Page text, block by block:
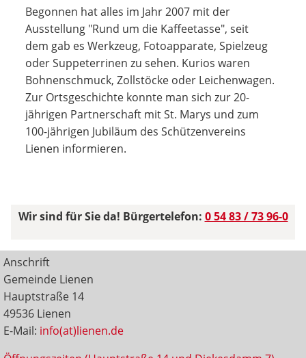
Begonnen hat alles im Jahr 2007 mit der
Ausstellung "Rund um die Kaffeetasse", seit
dem gab es Werkzeug, Fotoapparate, Spielzeug
oder Suppeterrinen zu sehen. Kurios waren
Bohnenschmuck, Zollstöcke oder Leichenwagen.
Zur Ortsgeschichte konnte man sich zur 20-
jährigen Partnerschaft mit St. Marys und zum
100-jährigen Jubiläum des Schützenvereins
Lienen informieren.
Wir sind für Sie da! Bürgertelefon: 0 54 83 / 73 96-0
Anschrift
Gemeinde Lienen
Hauptstraße 14
49536 Lienen
E-Mail: info(at)lienen.de